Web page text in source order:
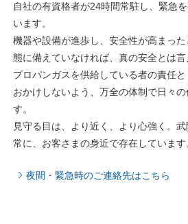
自社の有資格者が24時間常駐し、緊急
います。
機器や設備が進歩し、安全性が高まっ
態に備えていなければ、真の安全とは言
プロパンガスを供給している者の責任
おかけしないよう、万全の体制で日々
す。
見守る目は、より近く、より心強く。
常に、お客さまの身近で存在しています
夜間・緊急時のご連絡先はこちら